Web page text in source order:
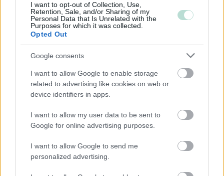
I want to opt-out of Collection, Use,
Retention, Sale, and/or Sharing of my
Personal Data that Is Unrelated with the
Purposes for which it was collected.
Opted Out
Google consents
I want to allow Google to enable storage
related to advertising like cookies on web or
device identifiers in apps.
I want to allow my user data to be sent to
Google for online advertising purposes.
I want to allow Google to send me
personalized advertising.
Informaatio ja viestintä
Kiinteistöalan toiminta
Kuljetusliike­toiminta
Palveluliiketoiminta
Terveys- ja sosiaalipalvelut
Palvelutarjonta
tilinpäätökset
Henkilöstöhallinnon palvelut